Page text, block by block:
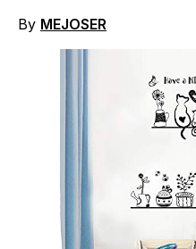
By MEJOSER